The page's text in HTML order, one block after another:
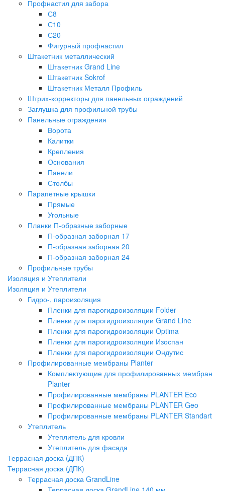
Профнастил для забора
С8
С10
С20
Фигурный профнастил
Штакетник металлический
Штакетник Grand Line
Штакетник Sokrof
Штакетник Металл Профиль
Штрих-корректоры для панельных ограждений
Заглушка для профильной трубы
Панельные ограждения
Ворота
Калитки
Крепления
Основания
Панели
Столбы
Парапетные крышки
Прямые
Угольные
Планки П-образные заборные
П-образная заборная 17
П-образная заборная 20
П-образная заборная 24
Профильные трубы
Изоляция и Утеплители
Изоляция и Утеплители
Гидро-, пароизоляция
Пленки для парогидроизоляции Folder
Пленки для парогидроизоляции Grand Line
Пленки для парогидроизоляции Optima
Пленки для парогидроизоляции Изоспан
Пленки для парогидроизоляции Ондутис
Профилированные мембраны Planter
Комплектующие для профилированных мембран
Planter
Профилированные мембраны PLANTER Eco
Профилированные мембраны PLANTER Geo
Профилированные мембраны PLANTER Standart
Утеплитель
Утеплитель для кровли
Утеплитель для фасада
Террасная доска (ДПК)
Террасная доска (ДПК)
Террасная доска GrandLine